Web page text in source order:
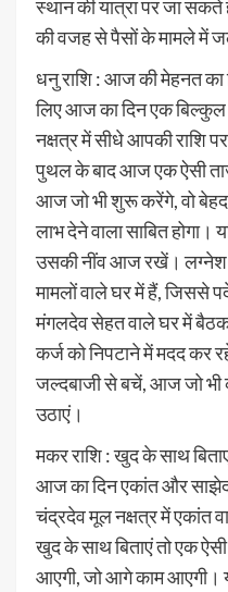
स्थान की यात्रा पर जा सकते
की वजह से पैसों के मामले में
धनु राशि : आज की मेहनत का
लिए आज का दिन एक
नक्षत्र में सीधे आपकी राशि
पुथल के बाद आज एक ऐसी
आज जो भी शुरू करेंगे, वो
लाभ देने वाला साबित होगा।
उसकी नींव आज रखें।
मामलों वाले घर में हैं, जिससे
मंगलदेव सेहत वाले घर में
कर्ज को निपटाने में मदद कर
जल्दबाजी से बचें, आज जो
उठाएं।
मकर राशि : खुद के साथ
आज का दिन एकांत और
चंद्रदेव मूल नक्षत्र में एकांत
खुद के साथ बिताएं तो एक
आएगी, जो आगे काम आएगी।